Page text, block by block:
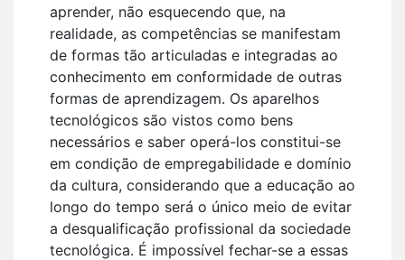
aprender, não esquecendo que, na
realidade, as competências se manifestam
de formas tão articuladas e integradas ao
conhecimento em conformidade de outras
formas de aprendizagem. Os aparelhos
tecnológicos são vistos como bens
necessários e saber operá-los constitui-se
em condição de empregabilidade e domínio
da cultura, considerando que a educação ao
longo do tempo será o único meio de evitar
a desqualificação profissional da sociedade
tecnológica. É impossível fechar-se a essas